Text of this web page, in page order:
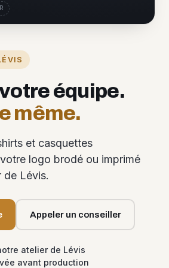
équipe.
même.
et casquettes
logo brodé ou imprimé
de Lévis.
Appeler un conseiller
atelier de Lévis
avant production